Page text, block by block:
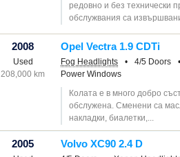
редовно и без технически
обслужвания са
2008
Used
208,000 km
Opel Vectra 1.9 CDTi
Fog Headlights • 4/5 Doors
•
Power Windows
Колата е в много добро
обслужена. Сменени са
накладки, биалетки,...
2005 Volvo XC90 2.4 D